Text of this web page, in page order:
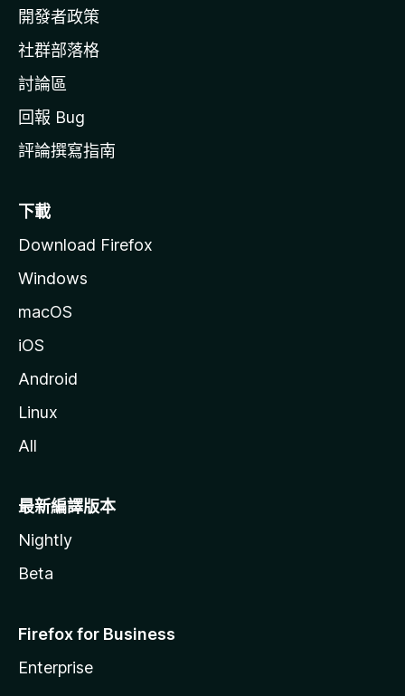
網
開發者政策
社群部落格
討論區
回報 Bug
評論撰寫指南
下載
Download Firefox
Windows
macOS
iOS
Android
Linux
All
最新編譯版本
Nightly
Beta
Firefox for Business
Enterprise